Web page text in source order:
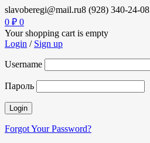
slavoberegi@mail.ru8 (928) 340-24-08
0 ₽ 0
Your shopping cart is empty
Login / Sign up
Username
Пароль
Forgot Your Password?